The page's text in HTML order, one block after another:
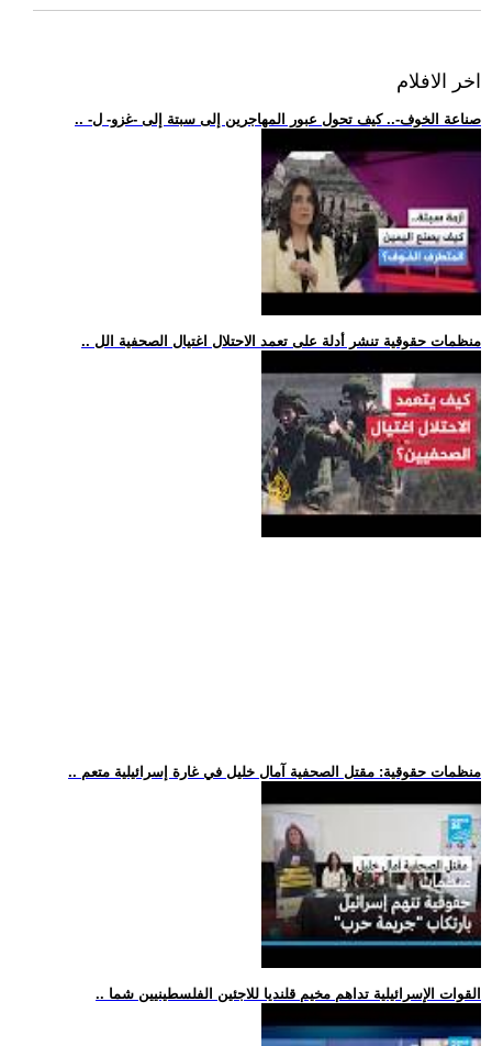
اخر الافلام
.. -صناعة الخوف-.. كيف تحول عبور المهاجرين إلى سبتة إلى -غزو- ل
.. منظمات حقوقية تنشر أدلة على تعمد الاحتلال اغتيال الصحفية الل
.. منظمات حقوقية: مقتل الصحفية آمال خليل في غارة إسرائيلية متعم
.. القوات الإسرائيلية تداهم مخيم قلنديا للاجئين الفلسطينيين شما